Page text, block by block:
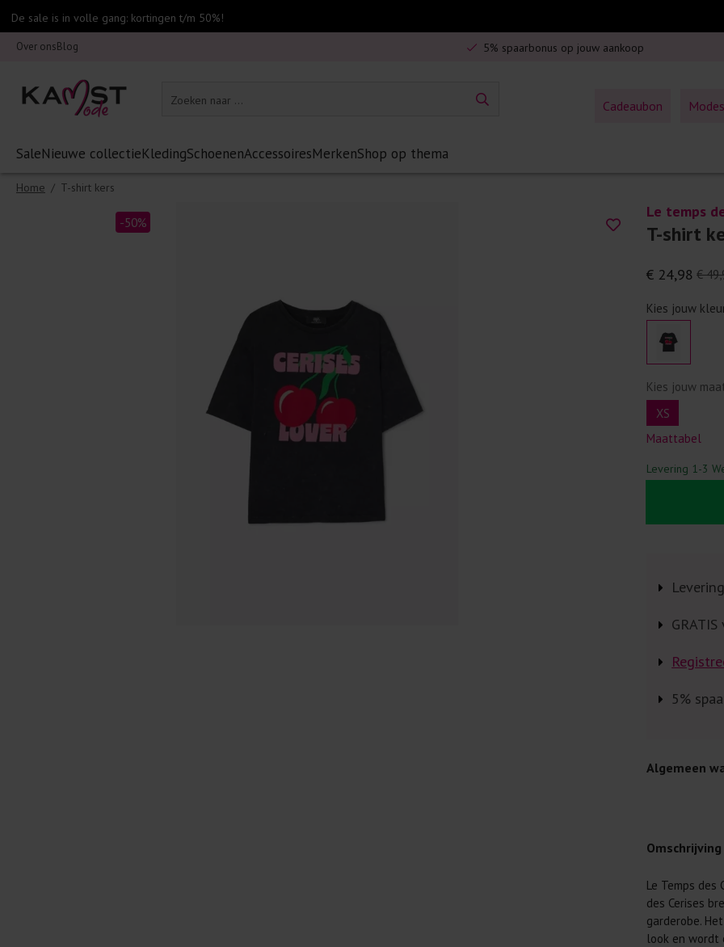
De sale is in volle gang: kortingen t/m 50%!
Over onsBlog
5% spaarbonus op jouw aankoop
Cadeaubon
SaleNieuwe collectieKledingSchoenenAccessoiresMerkenShop op thema
Home / T-shirt kers
-50%
Le temps
T-shirt
€
€ 24,98
Kies jouw
Kies jouw
XS
Maattabel
Levering 1-3
5%
Algemeen
Je wilt
Daarom
Lees altijd
Omschrijving
Le Temps des
des Cerises
garderobe.
look en wordt